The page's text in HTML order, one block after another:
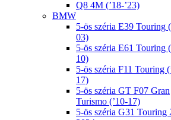
Q8 4M (’18-’23)
BMW
5-ös széria E39 Touring
03)
5-ös széria E61 Touring
10)
5-ös széria F11 Touring
17)
5-ös széria GT F07 Gran
Turismo (’10-17)
5-ös széria G31 Touring